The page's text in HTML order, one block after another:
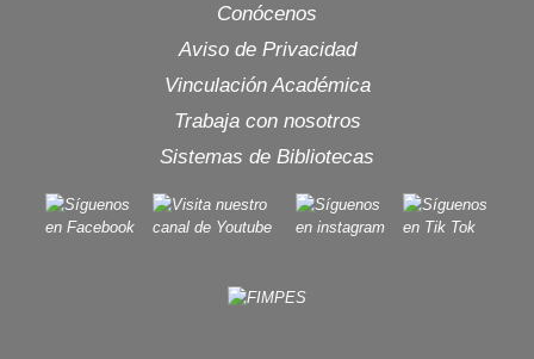
Conócenos
Aviso de Privacidad
Vinculación Académica
Trabaja con nosotros
Sistemas de Bibliotecas